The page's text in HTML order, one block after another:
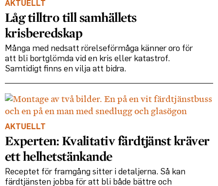
AKTUELLT
Låg tilltro till samhällets
krisberedskap
Många med nedsatt rörelseförmåga känner oro för
att bli bortglömda vid en kris eller katastrof.
Samtidigt finns en vilja att bidra.
AKTUELLT
Experten: Kvalitativ färdtjänst kräver
ett helhetstänkande
Receptet för framgång sitter i detaljerna. Så kan
färdtjänsten jobba för att bli både bättre och